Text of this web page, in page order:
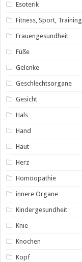
Esoterik
Fitness, Sport, Training
Frauengesundheit
Füße
Gelenke
Geschlechtsorgane
Gesicht
Hals
Hand
Haut
Herz
Homöopathie
innere Organe
Kindergesundheit
Knie
Knochen
Kopf